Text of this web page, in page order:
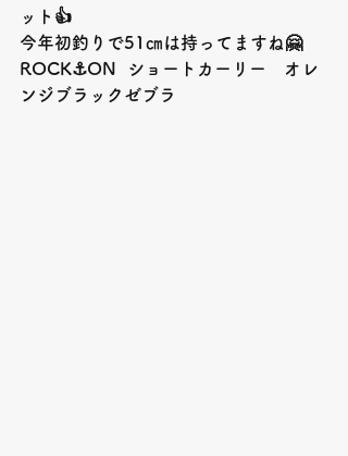
ット👍
今年初釣りで51㎝は持ってますね🤗
ROCK⚓️ON  ショートカーリー　オレ
ンジブラックゼブラ